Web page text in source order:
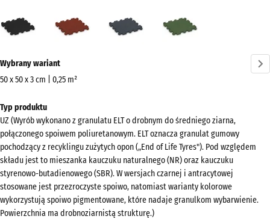
(active)
ceglasty
łupkowy
informacji
o
Pokaż
paletę
kolorów
Antracyt(active)
Czerwony
Wybrany wariant
50 x 50 x 3 cm | 0,25 m²
do
wysyłki
540
x
540
x
30
mm
Typ produktu
UZ (Wyrób wykonano z granulatu ELT o drobnym do średniego ziarna,
połączonego spoiwem poliuretanowym. ELT oznacza granulat gumowy
pochodzący z recyklingu zużytych opon („End of Life Tyres"). Pod względem
składu jest to mieszanka kauczuku naturalnego (NR) oraz kauczuku
styrenowo-butadienowego (SBR). W wersjach czarnej i antracytowej
stosowane jest przezroczyste spoiwo, natomiast warianty kolorowe
wykorzystują spoiwo pigmentowane, które nadaje granulkom wybarwienie.
Powierzchnia ma drobnoziarnistą strukturę.)